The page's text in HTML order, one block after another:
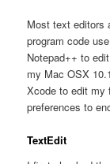
Most text editors
program code
Notepad++ to
my Mac OSX
Xcode to edit my
preferences to
TextEdit